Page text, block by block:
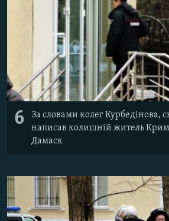
6
За словами колег Курбедінова,
написав колишній житель
Дамаск